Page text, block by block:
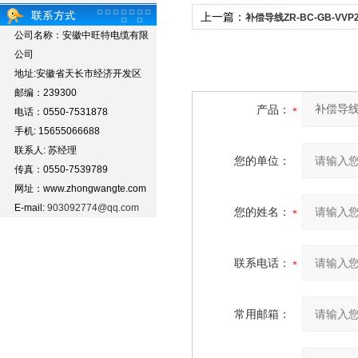
公司名称：安徽中旺特电缆有限
公司
地址:安徽省天长市经济开发区
邮编：239300
电话：0550-7531878
手机: 15655066688
联系人: 苏经理
传真：0550-7539789
网址：www.zhongwangte.com
E-mail: 903092774@qq.com
上一篇： 补偿导线ZR-BC-GB-
产品：
您的单位：
您的姓名：
联系电话：
常用邮箱：